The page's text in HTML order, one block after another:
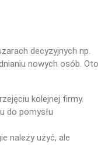
decyzyjnych np.
nowych osób. Oto
kolejnej firmy.
do pomysłu
należy użyć, ale